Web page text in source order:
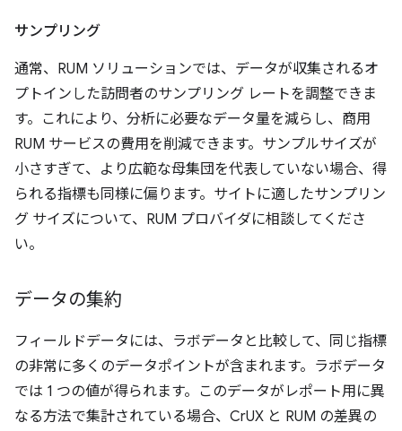
サンプリング
通常、RUM ソリューションでは、データが収集されるオ
プトインした訪問者のサンプリング レートを調整できま
す。これにより、分析に必要なデータ量を減らし、商用
RUM サービスの費用を削減できます。サンプルサイズが
小さすぎて、より広範な母集団を代表していない場合、得
られる指標も同様に偏ります。サイトに適したサンプリン
グ サイズについて、RUM プロバイダに相談してくださ
い。
データの集約
フィールドデータには、ラボデータと比較して、同じ指標
の非常に多くのデータポイントが含まれます。ラボデータ
では 1 つの値が得られます。このデータがレポート用に異
なる方法で集計されている場合、CrUX と RUM の差異の